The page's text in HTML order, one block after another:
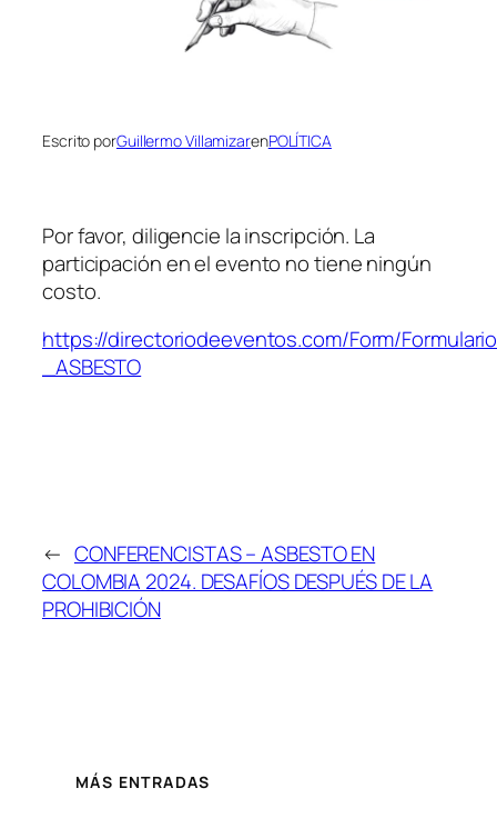
Escrito porGuillermo VillamizarenPOLÍTICA
Por favor, diligencie la inscripción. La
participación en el evento no tiene ningún
costo.
https://directoriodeeventos.com/Form/
_ASBESTO
← CONFERENCISTAS – ASBESTO EN
COLOMBIA 2024. DESAFÍOS DESPUÉS DE LA
PROHIBICIÓN
MÁS ENTRADAS